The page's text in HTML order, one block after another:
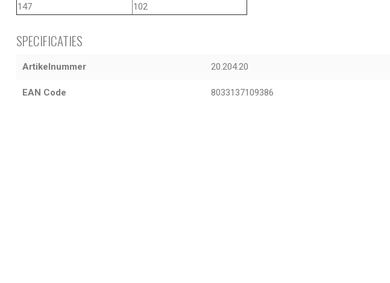
147
102
SPECIFICATIES
Artikelnummer 20.204.20
EAN Code 8033137109386